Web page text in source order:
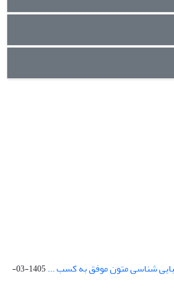
شناسی متون موفق به کسب ...
1405-03-